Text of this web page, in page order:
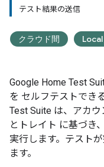
テスト結果の送信
クラウド間
Google Home Test
を セルフテストでき
Test Suite は、アカ
とトレイト に基づき
実行します。テスト
ます。